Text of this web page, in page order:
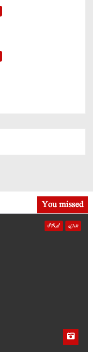
You missed
تازہ ترین خیبر پختونخوا